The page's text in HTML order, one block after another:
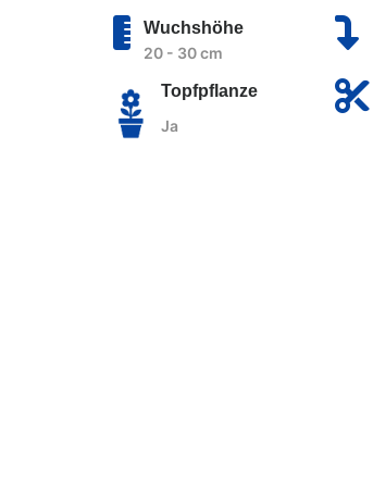
Wuchshöhe
20 - 30 cm
Topfpflanze
Ja